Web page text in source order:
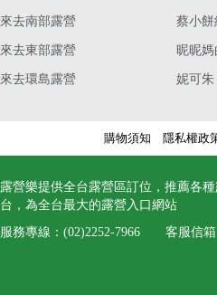
來去南部露營
來去東部露營
來去環島露營
蔡小餅
昵昵
妮可朱
購物須知 隱私權政
露營樂提供全台露營區訂位，推薦各
台，為全台最大的露營入口網站
服務專線： (02)2252-7966 客服信箱